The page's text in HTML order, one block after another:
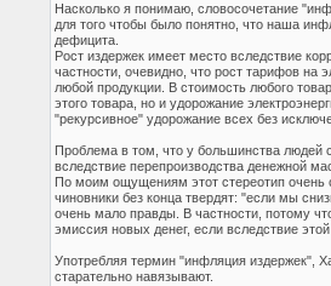
Насколько я понимаю, словосочетание
для того чтобы было понятно, что наша
дефицита.
Рост издержек имеет место вследствие
частности, очевидно, что рост тарифов на
любой продукции. В стоимость любого
этого товара, но и удорожание
"рекурсивное" удорожание всех без
Проблема в том, что у большинства людей
вследствие перепроизводства денежной
По моим ощущениям этот стереотип очень
чиновники без конца твердят: "если мы
очень мало правды. В частности, потому
эмиссия новых денег, если вследствие
Употребляя термин "инфляция издержек",
старательно навязывают.